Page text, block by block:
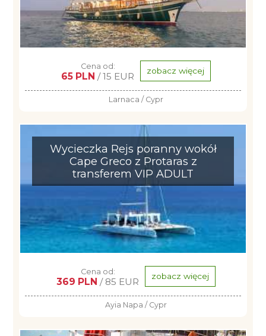
Cena od:
65 PLN / 15 EUR zobacz więcej
Larnaca / Cypr
Wycieczka Rejs poranny wokół
Cape Greco z Protaras z
transferem VIP ADULT
Cena od:
369 PLN / 85 EUR zobacz więcej
Ayia Napa / Cypr